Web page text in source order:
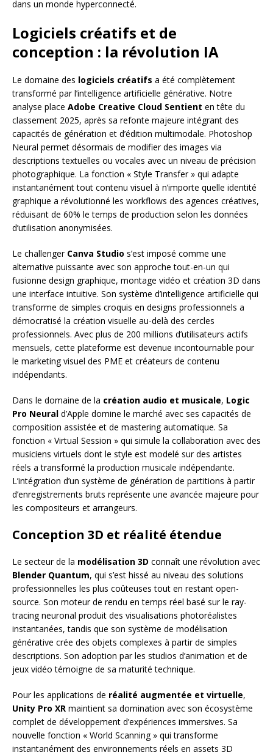
dans un monde hyperconnecté.
Logiciels créatifs et de
conception : la révolution IA
Le domaine des logiciels créatifs a été complètement
transformé par l’intelligence artificielle générative. Notre
analyse place Adobe Creative Cloud Sentient en tête du
classement 2025, après sa refonte majeure intégrant des
capacités de génération et d’édition multimodale. Photoshop
Neural permet désormais de modifier des images via
descriptions textuelles ou vocales avec un niveau de précision
photographique. La fonction « Style Transfer » qui adapte
instantanément tout contenu visuel à n’importe quelle identité
graphique a révolutionné les workflows des agences créatives,
réduisant de 60% le temps de production selon les données
d’utilisation anonymisées.
Le challenger Canva Studio s’est imposé comme une
alternative puissante avec son approche tout-en-un qui
fusionne design graphique, montage vidéo et création 3D dans
une interface intuitive. Son système d’intelligence artificielle qui
transforme de simples croquis en designs professionnels a
démocratisé la création visuelle au-delà des cercles
professionnels. Avec plus de 200 millions d’utilisateurs actifs
mensuels, cette plateforme est devenue incontournable pour
le marketing visuel des PME et créateurs de contenu
indépendants.
Dans le domaine de la création audio et musicale, Logic
Pro Neural d’Apple domine le marché avec ses capacités de
composition assistée et de mastering automatique. Sa
fonction « Virtual Session » qui simule la collaboration avec des
musiciens virtuels dont le style est modelé sur des artistes
réels a transformé la production musicale indépendante.
L’intégration d’un système de génération de partitions à partir
d’enregistrements bruts représente une avancée majeure pour
les compositeurs et arrangeurs.
Conception 3D et réalité étendue
Le secteur de la modélisation 3D connaît une révolution avec
Blender Quantum, qui s’est hissé au niveau des solutions
professionnelles les plus coûteuses tout en restant open-
source. Son moteur de rendu en temps réel basé sur le ray-
tracing neuronal produit des visualisations photoréalistes
instantanées, tandis que son système de modélisation
générative crée des objets complexes à partir de simples
descriptions. Son adoption par les studios d’animation et de
jeux vidéo témoigne de sa maturité technique.
Pour les applications de réalité augmentée et virtuelle,
Unity Pro XR maintient sa domination avec son écosystème
complet de développement d’expériences immersives. Sa
nouvelle fonction « World Scanning » qui transforme
instantanément des environnements réels en assets 3D